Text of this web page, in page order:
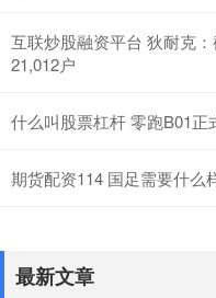
互联炒股融资平台 狄耐克
21,012户
什么叫股票杠杆 零跑B01正
期货配资114 国足需要什么
最新文章